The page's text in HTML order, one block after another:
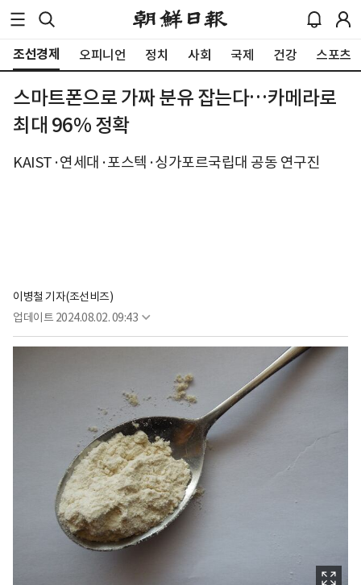
조선경제 오피니언 정치 사회 국제 건강 스포츠
스마트폰으로 가짜 분유 잡는다…카메라로
최대 96% 정확
KAIST·연세대·포스텍·싱가포르국립대 공동 연구진
이병철 기자(조선비즈)
업데이트 2024.08.02. 09:43